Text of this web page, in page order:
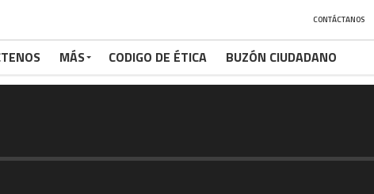
CONTÁCTANOS
MÁS CODIGO DE ÉTICA BUZÓN CIUDADANO